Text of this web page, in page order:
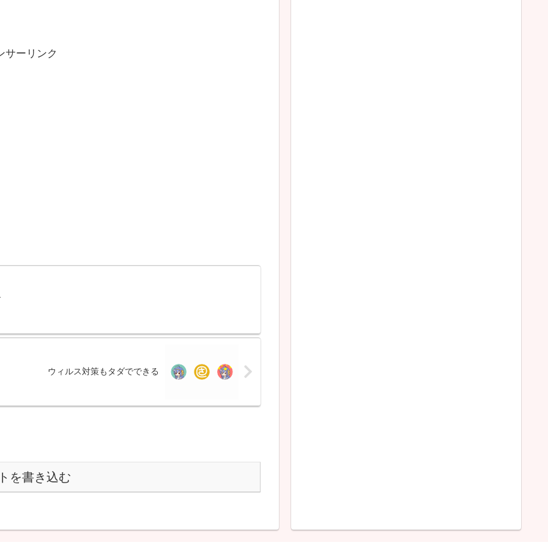
サーリンク
ウィルス対策もタダでできる
を書き込む